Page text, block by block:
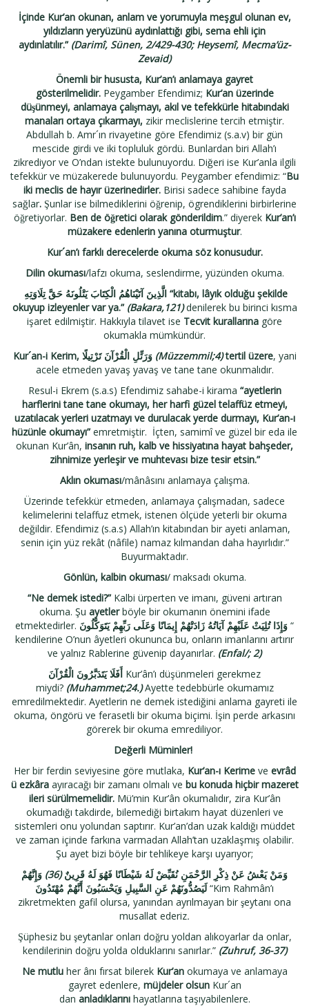
İçinde Kur’an okunan, anlam ve yorumuyla meşgul olunan ev,
yıldızların yeryüzünü aydınlattığı gibi, sema ehli için
aydınlatılır.” (Darimî, Sünen, 2/429-430; Heysemî, Mecma’üz-
Zevaid)
Önemli bir hususta, Kur’an’ı anlamaya gayret
gösterilmelidir. Peygamber Efendimiz; Kur’an üzerinde
düşünmeyi, anlamaya çalışmayı, akıl ve tefekkürle hitabındaki
manaları ortaya çıkarmayı, zikir meclislerine tercih etmiştir.
Abdullah b. Amr´ın rivayetine göre Efendimiz (s.a.v) bir gün
mescide girdi ve iki topluluk gördü. Bunlardan biri Allah’ı
zikrediyor ve O’ndan istekte bulunuyordu. Diğeri ise Kur’anla ilgili
tefekkür ve müzakerede bulunuyordu. Peygamber efendimiz: “Bu
iki meclis de hayır üzerinedirler. Birisi sadece sahibine fayda
sağlar. Şunlar ise bilmediklerini öğrenip, ögrendiklerini birbirlerine
öğretiyorlar. Ben de öğretici olarak gönderildim.” diyerek Kur’an’ı
müzakere edenlerin yanına oturmuştur.
Kur´an’ı farklı derecelerde okuma söz konusudur.
Dilin okuması/lafzı okuma, seslendirme, yüzünden okuma.
الَّذِينَ آتَيْنَاهُمُ الْكِتَابَ يَتْلُونَهُ حَقَّ تِلَاوَتِهِ “kitabı, lâyık olduğu şekilde
okuyup izleyenler var ya.” (Bakara,121)denilerek bu birinci kısma
işaret edilmiştir. Hakkıyla tilavet ise Tecvit kurallarına göre
okumakla mümkündür.
Kur´an-i Kerim, وَرَتِّلِ الْقُرْآنَ تَرْتِيلًا (Müzzemmil;4) tertil üzere, yani
acele etmeden yavaş yavaş ve tane tane okunmalıdır.
Resul-i Ekrem (s.a.s) Efendimiz sahabe-i kirama “ayetlerin
harflerini tane tane okumayı, her harfi güzel telaffüz etmeyi,
uzatılacak yerleri uzatmayı ve durulacak yerde durmayı, Kur’an-ı
hüzünle okumayı”emretmiştir. İçten, samimî ve güzel bir eda ile
okunan Kur’ân, insanın ruh, kalb ve hissiyatına hayat bahşeder,
zihnimize yerleşir ve muhtevası bize tesir etsin.”
Aklın okuması/mânâsını anlamaya çalışma.
Üzerinde tefekkür etmeden, anlamaya çalışmadan, sadece
kelimelerini telaffuz etmek, istenen ölçüde yeterli bir okuma
değildir. Efendimiz (s.a.s) Allah’ın kitabından bir ayeti anlaman,
senin için yüz rekât (nâfile) namaz kılmandan daha hayırlıdır.”
Buyurmaktadır.
Gönlün, kalbin okuması/ maksadı okuma.
“Ne demek istedi?”Kalbi ürperten ve imanı, güveni artıran
okuma. Şu ayetlerböyle bir okumanın önemini ifade
etmektedirler. وَإِذَا تُلِيَتْ عَلَيْهِمْ آيَاتُهُ زَادَتْهُمْ إِيمَانًا وَعَلَى رَبِّهِمْ يَتَوَكَّلُونَ “
kendilerine O’nun âyetleri okununca bu, onların imanlarını artırır
ve yalnız Rablerine güvenip dayanırlar. (Enfal/; 2)
أَفَلَا يَتَدَبَّرُونَ الْقُرْآنَ Kur’ân’ı düşünmeleri gerekmez
miydi? (Muhammet;24.)Ayette tedebbürle okumamız
emredilmektedir. Ayetlerin ne demek istediğini anlama gayreti ile
okuma, öngörü ve ferasetli bir okuma biçimi. İşin perde arkasını
görerek bir okuma emrediliyor.
Değerli Müminler!
Her bir ferdin seviyesine göre mutlaka, Kur’an-ı Kerimeve evrâd
ü ezkâraayıracağı bir zamanı olmalı ve bu konuda hiçbir mazeret
ileri sürülmemelidir.Mü’min Kur’ân okumalıdır, zira Kur’ân
okumadığı takdirde, bilemediği birtakım hayat düzenleri ve
sistemleri onu yolundan saptırır. Kur’an’dan uzak kaldığı müddet
ve zaman içinde farkına varmadan Allah’tan uzaklaşmış olabilir.
Şu ayet bizi böyle bir tehlikeye karşı uyarıyor;
وَمَنْ يَعْشُ عَنْ ذِكْرِ الرَّحْمَنِ نُقَيِّضْ لَهُ شَيْطَانًا فَهُوَ لَهُ قَرِينٌ(36)
وَإِنَّهُمْ
لَيَصُدُّونَهُمْ عَنِ السَّبِيلِ وَيَحْسَبُونَ أَنَّهُمْ مُهْتَدُونَ“Kim Rahmân’ı
zikretmekten gafil olursa, yanından ayrılmayan bir şeytanı ona
musallat ederiz.
Şüphesiz bu şeytanlar onları doğru yoldan alıkoyarlar da onlar,
kendilerinin doğru yolda olduklarını sanırlar.” (Zuhruf, 36-37)
Ne mutluher ânı fırsat bilerek Kur’anokumaya ve anlamaya
gayret edenlere, müjdeler olsunKur´an
dan anladıklarınıhayatlarına taşıyabilenlere.